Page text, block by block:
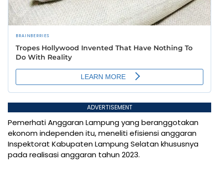
ADVERTISEMENT
Pemerhati Anggaran Lampung yang beranggotakan
ekonom independen itu, meneliti efisiensi anggaran
Inspektorat Kabupaten Lampung Selatan khususnya
pada realisasi anggaran tahun 2023.